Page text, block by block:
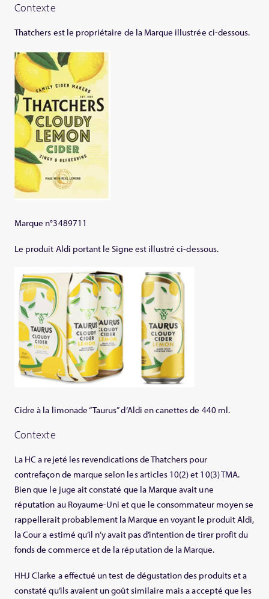
Contexte
Thatchers est le propriétaire de la Marque illustrée ci-dessous.
Marque n°3489711
Le produit Aldi portant le Signe est illustré ci-dessous.
Cidre à la limonade “Taurus” d’Aldi en canettes de 440 ml.
Contexte
La HC a rejeté les revendications de Thatchers pour
contrefaçon de marque selon les articles 10(2) et 10(3) TMA.
Bien que le juge ait constaté que la Marque avait une
réputation au Royaume-Uni et que le consommateur moyen se
rappellerait probablement la Marque en voyant le produit Aldi,
la Cour a estimé qu’il n’y avait pas d’intention de tirer profit du
fonds de commerce et de la réputation de la Marque.
HHJ Clarke a effectué un test de dégustation des produits et a
constaté qu’ils avaient un goût similaire mais a accepté que les